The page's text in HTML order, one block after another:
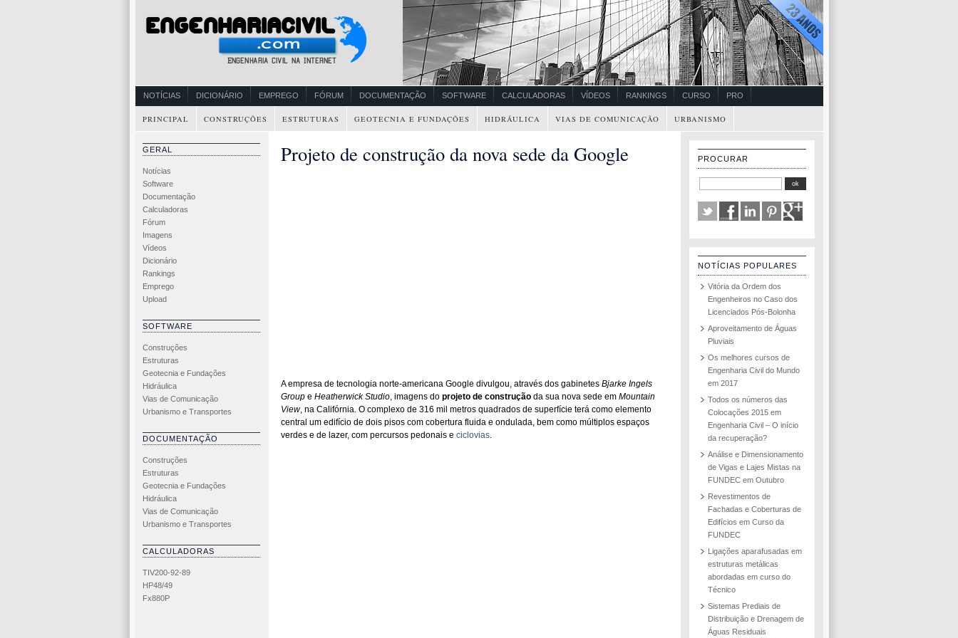
NOTÍCIAS DICIONÁRIO EMPREGO FÓRUM DOCUMENTAÇÃO SOFTWARE CALCULADORAS VÍDEOS RANKINGS CURSO PRO
PRINCIPAL CONSTRUÇÕES ESTRUTURAS GEOTECNIA E FUNDAÇÕES HIDRÁULICA VIAS DE COMUNICAÇÃO URBANISMO
GERAL
Notícias
Software
Documentação
Calculadoras
Fórum
Imagens
Vídeos
Dicionário
Rankings
Emprego
Upload
SOFTWARE
Construções
Estruturas
Geotecnia e Fundações
Hidráulica
Vias de Comunicação
Urbanismo e Transportes
DOCUMENTAÇÃO
Construções
Estruturas
Geotecnia e Fundações
Hidráulica
Vias de Comunicação
Urbanismo e Transportes
CALCULADORAS
TIV200-92-89
HP48/49
Fx880P
Projeto de construção da nova sede da Google
A empresa de tecnologia norte-americana Google divulgou, através dos gabinetesBjarke Ingels
Groupe Heatherwick Studio, imagens do projeto de construçãoda sua nova sede em Mountain
View, na Califórnia. O complexo de 316 mil metros quadrados de superfície terá como elemento
central um edifício de dois pisos com cobertura fluida e ondulada, bem como múltiplos espaços
verdes e de lazer, com percursos pedonais e ciclovias.
PROCURAR
NOTÍCIAS POPULARES
Vitória da Ordem dos
Engenheiros no Caso dos
Licenciados Pós-Bolonha
Aproveitamento de Águas
Pluviais
Os melhores cursos de
Engenharia Civil do Mundo
em 2017
Todos os números das
Colocações 2015 em
Engenharia Civil – O início
da recuperação?
Análise e Dimensionamento
de Vigas e Lajes Mistas na
FUNDEC em Outubro
Revestimentos de
Fachadas e Coberturas de
Edifícios em Curso da
FUNDEC
Ligações aparafusadas em
estruturas metálicas
abordadas em curso do
Técnico
Sistemas Prediais de
Distribuição e Drenagem de
Águas Residuais